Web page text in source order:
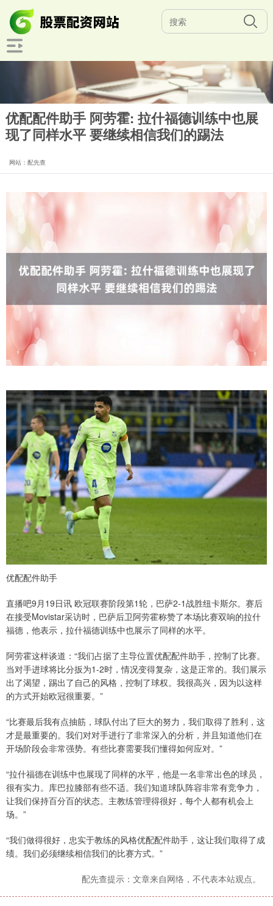
优配配件助手 阿劳霍: 拉什福德训练中也展
现了同样水平 要继续相信我们的踢法
网站：配先查
优配配件助手
直播吧9月19日讯 欧冠联赛阶段第1轮，巴萨2-1战胜纽卡斯尔。赛后
在接受Movistar采访时，巴萨后卫阿劳霍称赞了本场比赛双响的拉什
福德，他表示，拉什福德训练中也展示了同样的水平。
阿劳霍这样谈道：“我们占据了主导位置优配配件助手，控制了比赛。
当对手进球将比分扳为1-2时，情况变得复杂，这是正常的。我们展示
出了渴望，踢出了自己的风格，控制了球权。我很高兴，因为以这样
的方式开始欧冠很重要。”
“比赛最后我有点抽筋，球队付出了巨大的努力，我们取得了胜利，这
才是最重要的。我们对对手进行了非常深入的分析，并且知道他们在
开场阶段会非常强势。有些比赛需要我们懂得如何应对。”
“拉什福德在训练中也展现了同样的水平，他是一名非常出色的球员，
很有实力。库巴拉膝部有些不适。我们知道球队阵容非常有竞争力，
让我们保持百分百的状态。主教练管理得很好，每个人都有机会上
场。”
“我们做得很好，忠实于教练的风格优配配件助手，这让我们取得了成
绩。我们必须继续相信我们的比赛方式。”
配先查提示：文章来自网络，不代表本站观点。